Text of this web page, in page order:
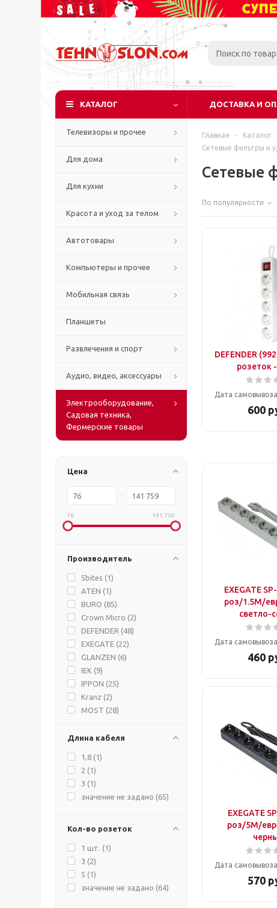
КАТАЛОГ ДОСТАВКА И
Телевизоры и прочее
Для дома
Для кухни
Красота и уход за телом
Автотовары
Компьютеры и прочее
Мобильная связь
Планшеты
Развлечения и спорт
Аудио, видео, аксессуары
Электрооборудование,
Садовая техника,
Фермерские товары
Цена
76 141 759
Производитель
5bites (1)
ATEN (1)
BURO (85)
Crown Micro (2)
DEFENDER (48)
EXEGATE (22)
GLANZEN (6)
IEK (9)
IPPON (25)
Kranz (2)
MOST (28)
NONAME (1)
PERFEO (
PHILIPS (
Pilot (
POWERCUBE (24
Длина кабеля
1,8 (1)
2 (1)
3 (1)
значение не задано (65)
Кол-во розеток
1 шт. (1)
3 (2)
5 (1)
значение не задано (64)
Главная - Каталог
Сетевые фильтры и
Сетевые
По популярности
DEFENDER
розеток
Дата
600
EXEGATE
роз/1.5M/
светло-
Дата
460
EXEGATE
роз/5М/
Дата
570